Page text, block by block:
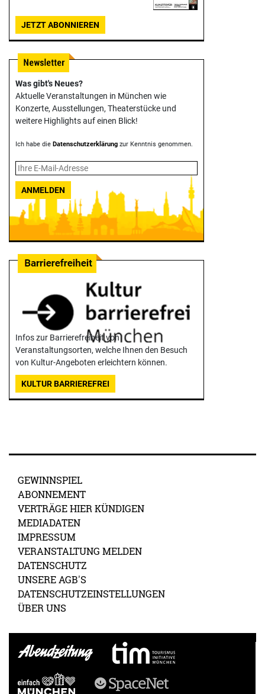
JETZT ABONNIEREN
Was gibt's Neues?
Aktuelle Veranstaltungen in München wie
Konzerte, Ausstellungen, Theater­stücke und
weitere Highlights auf einen Blick!
Ich habe die Datenschutzerklärung zur Kenntnis genommen.
ANMELDEN
Infos zur Barrierefreiheit von
Veranstaltungsorten, welche Ihnen den Besuch
von Kultur-Angeboten erleichtern können.
KULTUR BARRIEREFREI
GEWINNSPIEL
ABONNEMENT
VERTRÄGE HIER KÜNDIGEN
MEDIADATEN
IMPRESSUM
VERANSTALTUNG MELDEN
DATENSCHUTZ
UNSERE AGB'S
DATENSCHUTZEINSTELLUNGEN
ÜBER UNS